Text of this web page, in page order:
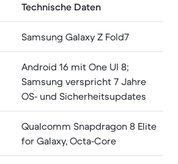
Technische Daten
Samsung Galaxy Z Fold7
Android 16 mit One UI 8;
Samsung verspricht 7 Jahre
OS‑ und Sicherheitsupdates
Qualcomm Snapdragon 8 Elite
for Galaxy, Octa‑Core